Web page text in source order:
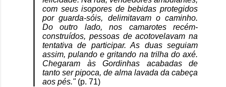
com seus isopores de bebidas protegidos
por guarda-sóis, delimitavam o caminho.
Do outro lado, nos camarotes recém-
construídos, pessoas de acotovelavam na
tentativa de participar. As duas seguiam
assim, pulando e gritando na trilha do axé.
Chegaram às Gordinhas acabadas de
tanto ser pipoca, de alma lavada da cabeça
aos pés."(p. 71)